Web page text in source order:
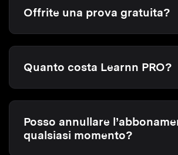
Offrite una prova gratuita?
Quanto costa Learnn PRO?
Posso annullare
qualsiasi momento?